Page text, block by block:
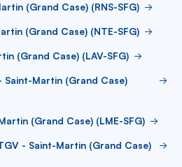
(Grand Case) (RNS-SFG)
(Grand Case) (NTE-SFG)
(Grand Case) (LAV-SFG)
Martin (Grand Case)
(Grand Case) (LME-SFG)
- Saint-Martin (Grand Case)